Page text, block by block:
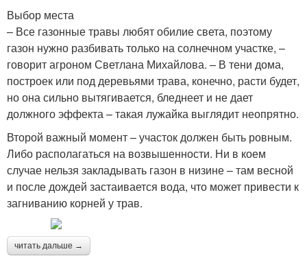
Выбор места
– Все газонные травы любят обилие света, поэтому
газон нужно разбивать только на солнечном участке, –
говорит агроном Светлана Михайлова. – В тени дома,
построек или под деревьями трава, конечно, расти будет,
но она сильно вытягивается, бледнеет и не дает
должного эффекта – такая лужайка выглядит неопрятно.
Второй важный момент – участок должен быть ровным.
Либо располагаться на возвышенности. Ни в коем
случае нельзя закладывать газон в низине – там весной
и после дождей застаивается вода, что может привести к
загниванию корней у трав.
читать дальше →